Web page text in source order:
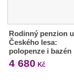
Rodinný penzion u
Českého lesa:
polopenze i bazén
4 680 Kč